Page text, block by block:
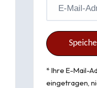
* Ihre E-Mail-
eingetragen,